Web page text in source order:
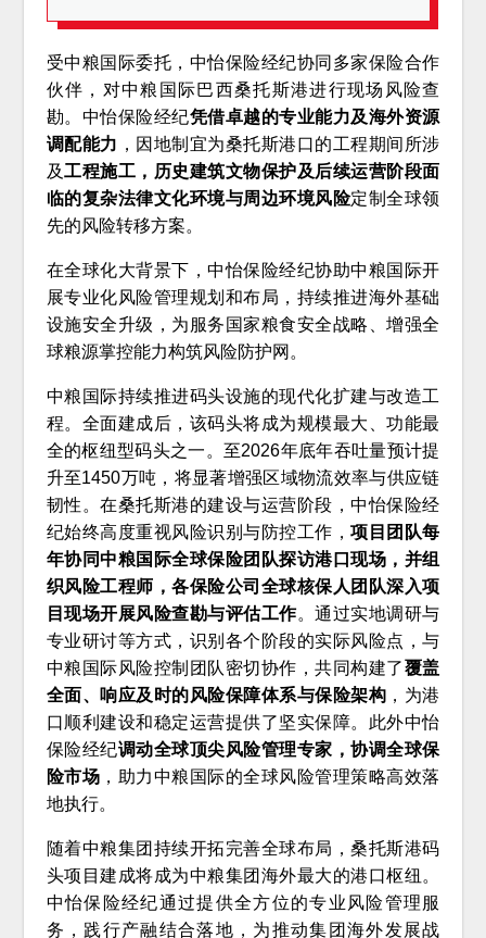
受中粮国际委托，中怡保险经纪协同多家保险合作
伙伴，对中粮国际巴西桑托斯港进行现场风险查
勘。中怡保险经纪凭借卓越的专业能力及海外资源
调配能力 ，因地制宜为桑托斯港口的工程期间所涉
及工程施工，历史建筑文物保护及后续运营阶段面
临的复杂法律文化环境与周边环境风险定制全球领
先的风险转移方案。
在全球化大背景下，中怡保险经纪协助中粮国际开
展专业化风险管理规划和布局，持续推进海外基础
设施安全升级，为服务国家粮食安全战略、增强全
球粮源掌控能力构筑风险防护网。
中粮国际持续推进码头设施的现代化扩建与改造工
程。全面建成后，该码头将成为规模最大、功能最
全的枢纽型码头之一。至2026年底年吞吐量预计提
升至1450万吨，将显著增强区域物流效率与供应链
韧性。在桑托斯港的建设与运营阶段，中怡保险经
纪始终高度重视风险识别与防控工作，项目团队每
年协同中粮国际全球保险团队探访港口现场，并组
织风险工程师，各保险公司全球核保人团队深入项
目现场开展风险查勘与评估工作。通过实地调研与
专业研讨等方式，识别各个阶段的实际风险点，与
中粮国际风险控制团队密切协作，共同构建了覆盖
全面、响应及时的风险保障体系与保险架构 ，为港
口顺利建设和稳定运营提供了坚实保障。此外中怡
保险经纪调动全球顶尖风险管理专家，协调全球保
险市场 ，助力中粮国际的全球风险管理策略高效落
地执行。
随着中粮集团持续开拓完善全球布局，桑托斯港码
头项目建成将成为中粮集团海外最大的港口枢纽。
中怡保险经纪通过提供全方位的专业风险管理服
务，践行产融结合落地，为推动集团海外发展战